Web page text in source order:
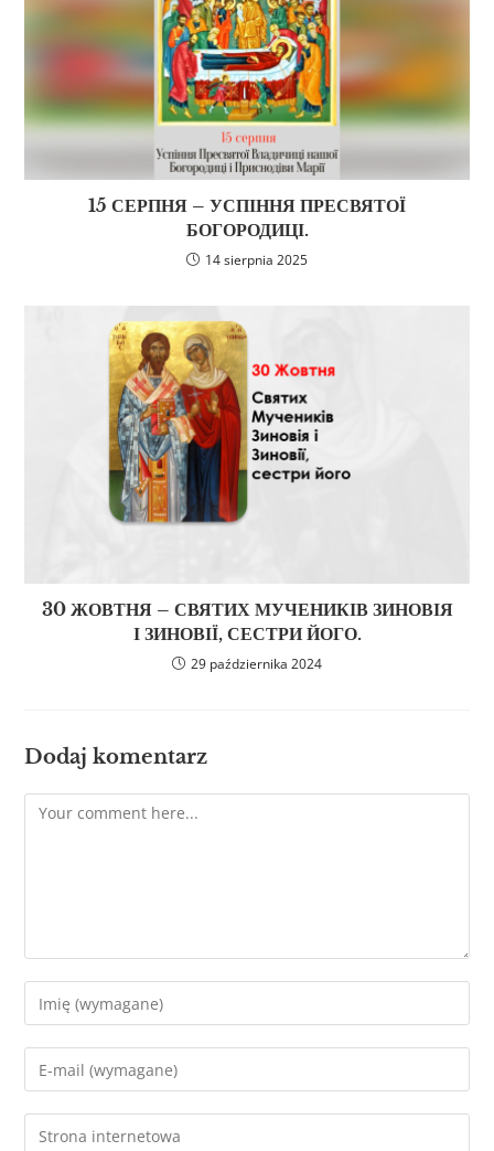
15 СЕРПНЯ – УСПІННЯ ПРЕСВЯТОЇ
БОГОРОДИЦІ.
14 sierpnia 2025
30 ЖОВТНЯ – СВЯТИХ МУЧЕНИКІВ ЗИНОВІЯ
І ЗИНОВІЇ, СЕСТРИ ЙОГО.
29 października 2024
Dodaj komentarz